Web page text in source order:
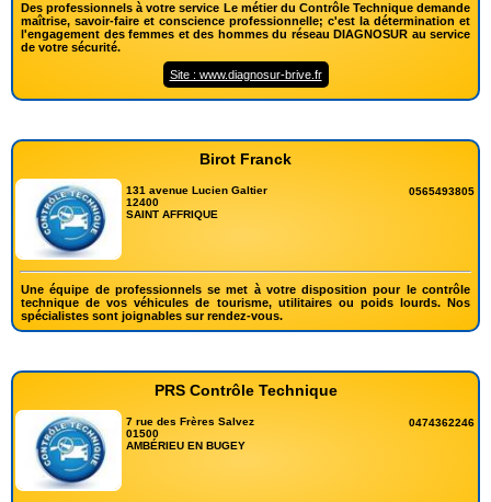
Des professionnels à votre service Le métier du Contrôle Technique demande
maîtrise, savoir-faire et conscience professionnelle; c'est la détermination et
l'engagement des femmes et des hommes du réseau DIAGNOSUR au service
de votre sécurité.
Site : www.diagnosur-brive.fr
Birot Franck
131 avenue Lucien Galtier
12400
SAINT AFFRIQUE
0565493805
Une équipe de professionnels se met à votre disposition pour le contrôle
technique de vos véhicules de tourisme, utilitaires ou poids lourds. Nos
spécialistes sont joignables sur rendez-vous.
PRS Contrôle Technique
7 rue des Frères Salvez
01500
AMBÉRIEU EN BUGEY
0474362246